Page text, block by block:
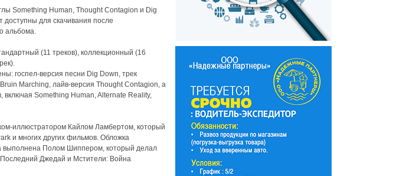
Something Human, Thought Contagion и Dig
доступны для скачивания после
альбома.
(11 треков), коллекционный (16
госпел-версия песни Dig Down, трек
Marching, лайв-версия Thought Contagion, а
включая Something Human, Alternate Reality,
иллюстратором Кайлом Ламбертом, который
и многих других фильмов. Обложка
выполнена Полом Шиппером, который делал
Джедай и Мстители: Война